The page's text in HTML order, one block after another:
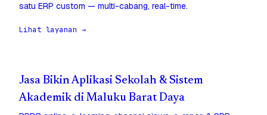
satu ERP custom — multi-cabang, real-time.
Lihat layanan →
Jasa Bikin Aplikasi Sekolah & Sistem
Akademik di Maluku Barat Daya